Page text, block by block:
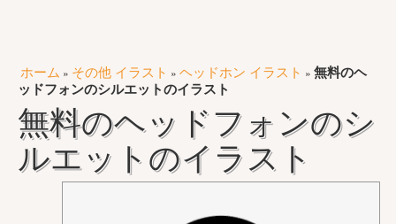
ホーム » その他 イラスト » ヘッドホン イラスト » 無料のヘ
ッドフォンのシルエットのイラスト
無料のヘッドフォンのシ
ルエットのイラスト